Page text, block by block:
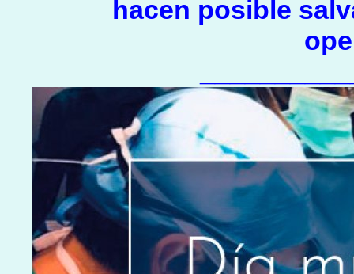
hacen posible